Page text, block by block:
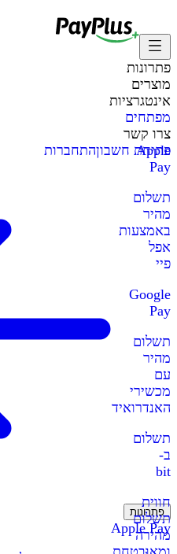
פתרונות
מוצרים
אינטגרציות
מפתחים
צרו קשר
Apple
Pay
תשלום
מהיר
באמצעות
אפל
פיי
Google
Pay
תשלום
מהיר
עם
מכשירי
האנדרואיד
תשלום
ב-
bit
חווית
תשלום
מהירה
פתיחת חשבוןהתחברות
פתרונות
Apple Pay